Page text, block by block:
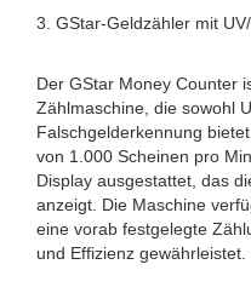
3. GStar-Geldzähler mit
Der GStar Money Counter
Zählmaschine, die sowohl
Falschgelderkennung
von 1.000 Scheinen pro
Display ausgestattet, das
anzeigt. Die Maschine
eine vorab festgelegte
und Effizienz gewährleistet.